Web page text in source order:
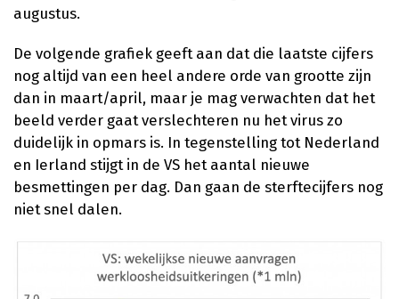
augustus.
De volgende grafiek geeft aan dat die laatste cijfers
nog altijd van een heel andere orde van grootte zijn
dan in maart/april, maar je mag verwachten dat het
beeld verder gaat verslechteren nu het virus zo
duidelijk in opmars is. In tegenstelling tot Nederland
en Ierland stijgt in de VS het aantal nieuwe
besmettingen per dag. Dan gaan de sterftecijfers nog
niet snel dalen.